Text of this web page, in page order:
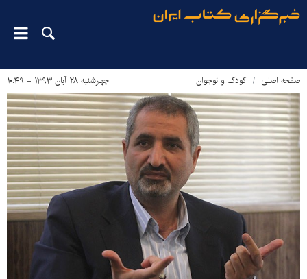
صفحه اصلی کودک و نوجوان چهارشنبه ۲۸ آبان ۱۳۹۳ - ۱۰:۴۹